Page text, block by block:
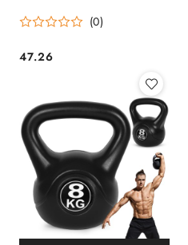
ModernHome (0)
Cena:
47.26